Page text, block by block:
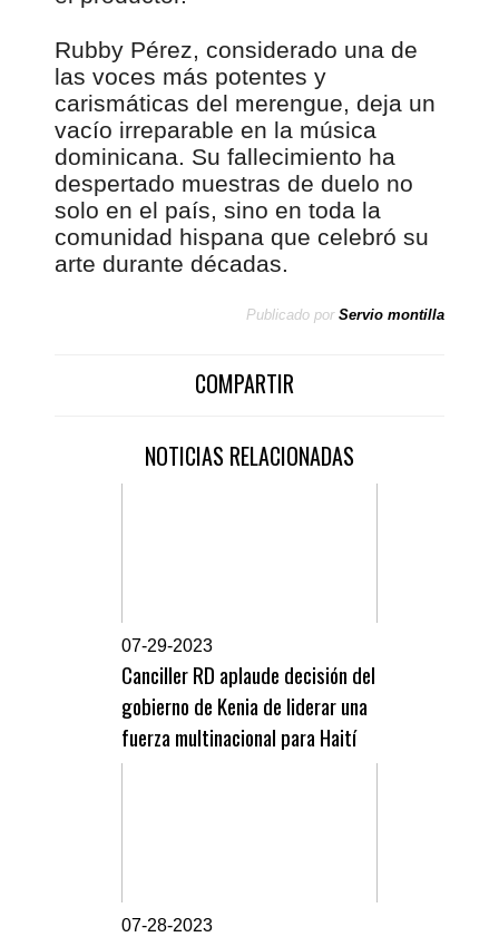
Rubby Pérez, considerado una de
las voces más potentes y
carismáticas del merengue, deja un
vacío irreparable en la música
dominicana. Su fallecimiento ha
despertado muestras de duelo no
solo en el país, sino en toda la
comunidad hispana que celebró su
arte durante décadas.
Publicado por Servio montilla
COMPARTIR
NOTICIAS RELACIONADAS
07-29-2023
Canciller RD aplaude decisión del
gobierno de Kenia de liderar una
fuerza multinacional para Haití
07-28-2023